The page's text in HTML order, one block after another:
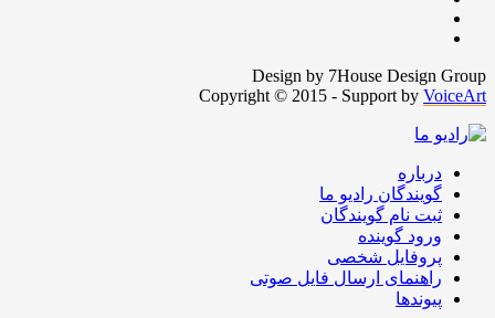
Design by 7House Design Group
Copyright © 2015 - Support by VoiceArt
درباره
گویندگان رادیو ما
ثبت نام گویندگان
ورود گوینده
پروفایل شخصی
راهنمای ارسال فایل صوتی
پیوندها